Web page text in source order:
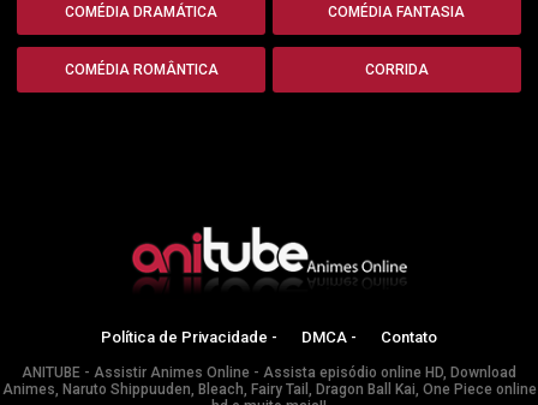
COMÉDIA DRAMÁTICA COMÉDIA FANTASIA
COMÉDIA ROMÂNTICA CORRIDA
Política de Privacidade - DMCA - Contato
ANITUBE - Assistir Animes Online - Assista episódio online HD, Download
Animes, Naruto Shippuuden, Bleach, Fairy Tail, Dragon Ball Kai, One Piece online